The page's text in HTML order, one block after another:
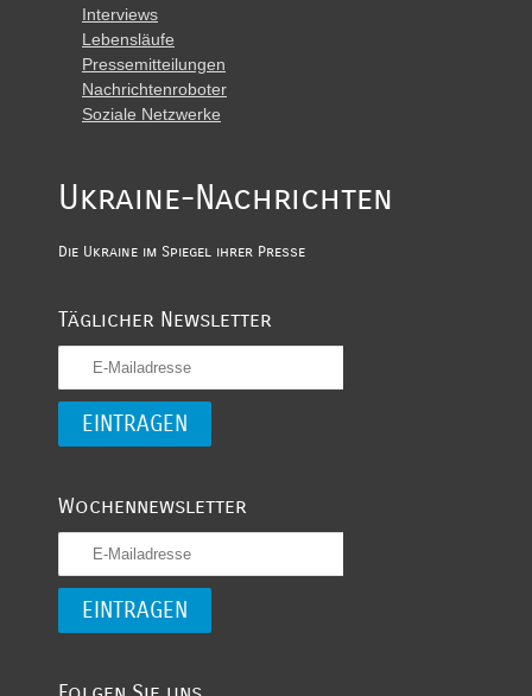
Interviews
Lebensläufe
Pressemitteilungen
Nachrichtenroboter
Soziale Netzwerke
Ukraine-Nachrichten
Die Ukraine im Spiegel ihrer Presse
Täglicher Newsletter
Wochennewsletter